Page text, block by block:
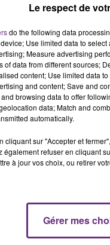
LE MAGASIN
C'était l'une
rémois. Le
fermer ses
15h00 -
Le respect de
do the following data
Use limited data to
Measure advertising
of data from different sources;
content; Use limited data
and content; Save and
browsing data to offer
data; Match and
automatically.
cliquant sur "Accepter et
également refuser en cliquant
à jour vos choix, ou retirer
Gérer mes